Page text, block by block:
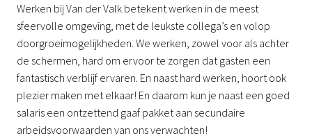
Werken bij Van der Valk betekent werken in de meest
sfeervolle omgeving, met de leukste collega’s en volop
doorgroeimogelijkheden. We werken, zowel voor als achter
de schermen, hard om ervoor te zorgen dat gasten een
fantastisch verblijf ervaren. En naast hard werken, hoort ook
plezier maken met elkaar! En daarom kun je naast een goed
salaris een ontzettend gaaf pakket aan secundaire
arbeidsvoorwaarden van ons verwachten!